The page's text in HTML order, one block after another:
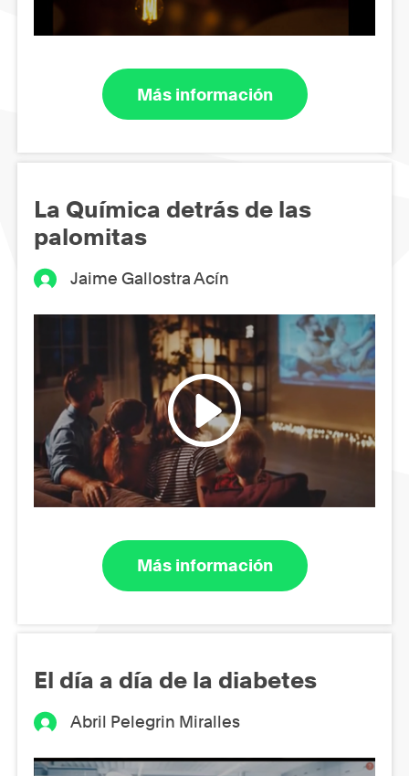
Más información
La Química detrás de las
palomitas
Jaime Gallostra Acín
Más información
El día a día de la diabetes
Abril Pelegrin Miralles